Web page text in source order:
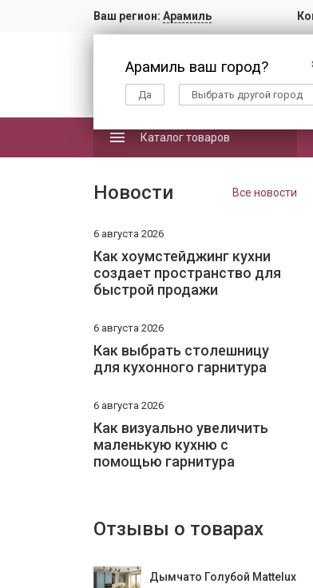
Ваш регион: Арамиль
Арамиль ваш город?
Да Выбрать другой город
Каталог товаров
Новости Все новости
6 августа 2026
Как хоумстейджинг кухни
создает пространство для
быстрой продажи
6 августа 2026
Как выбрать столешницу
для кухонного гарнитура
6 августа 2026
Как визуально увеличить
маленькую кухню с
помощью гарнитура
Отзывы о товарах
Дымчато Голубой Mattelux